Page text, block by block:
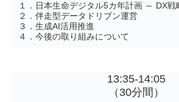
１．日本生命デジタル5カ年計画 ～ DX戦
２．伴走型データドリブン運営
３．生成AI活用推進
４．今後の取り組みについて
13:35-14:05
（30分間）